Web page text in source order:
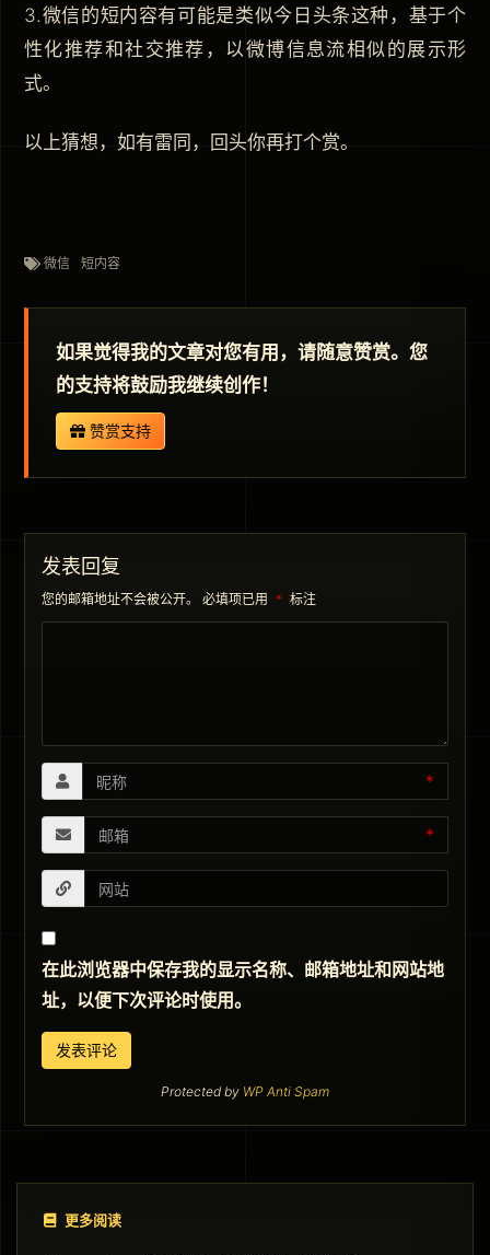
3.微信的短内容有可能是类似今日头条这种，基于个
性化推荐和社交推荐，以微博信息流相似的展示形
式。
以上猜想，如有雷同，回头你再打个赏。
微信 短内容
如果觉得我的文章对您有用，请随意赞赏。您
的支持将鼓励我继续创作！
赞赏支持
发表回复
您的邮箱地址不会被公开。 必填项已用 * 标注
*
*
在此浏览器中保存我的显示名称、邮箱地址和网站地
址，以便下次评论时使用。
Protected by WP Anti Spam
更多阅读